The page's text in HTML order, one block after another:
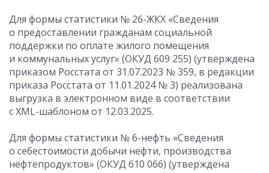
Для формы статистики № 26-ЖКХ «Сведения
о предоставлении гражданам социальной
поддержки по оплате жилого помещения
и коммунальных услуг» (ОКУД 609 255) (утверждена
приказом Росстата от 31.07.2023 № 359, в редакции
приказа Росстата от 11.01.2024№ 3) реализована
выгрузка в электронном виде в соответствии
с XML-шаблоном от 12.03.2025.
Для формы статистики № 6-нефть «Сведения
о себестоимости добычи нефти, производства
нефтепродуктов» (ОКУД 610 066) (утверждена